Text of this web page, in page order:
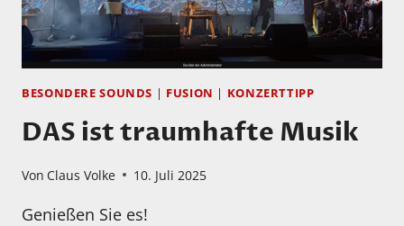
BESONDERE SOUNDS | FUSION | KONZERTTIPP
DAS ist traumhafte Musik
Von Claus Volke 10. Juli 2025
Genießen Sie es!